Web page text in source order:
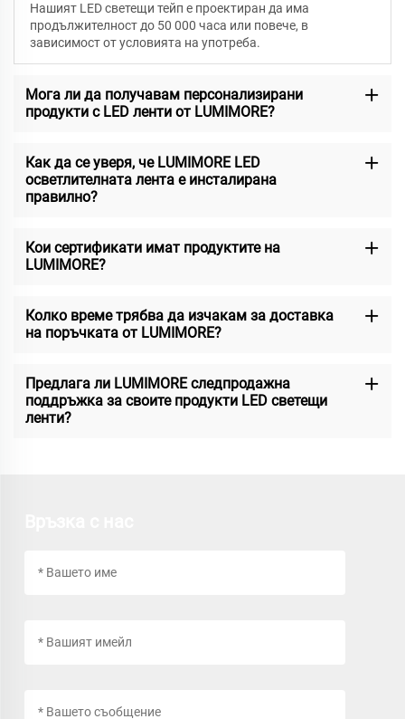
Нашият LED светещи тейп е проектиран да има
продължителност до 50 000 часа или повече, в
зависимост от условията на употреба.
Мога ли да получавам персонализирани
продукти с LED ленти от LUMIMORE?
Как да се уверя, че LUMIMORE LED
осветлителната лента е инсталирана
правилно?
Кои сертификати имат продуктите на
LUMIMORE?
Колко време трябва да изчакам за доставка
на поръчката от LUMIMORE?
Предлага ли LUMIMORE следпродажна
поддръжка за своите продукти LED светещи
ленти?